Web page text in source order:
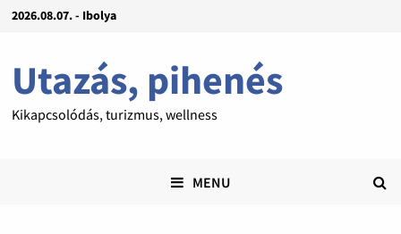
2026.08.07. - Ibolya
Utazás, pihenés
Kikapcsolódás, turizmus, wellness
MENU